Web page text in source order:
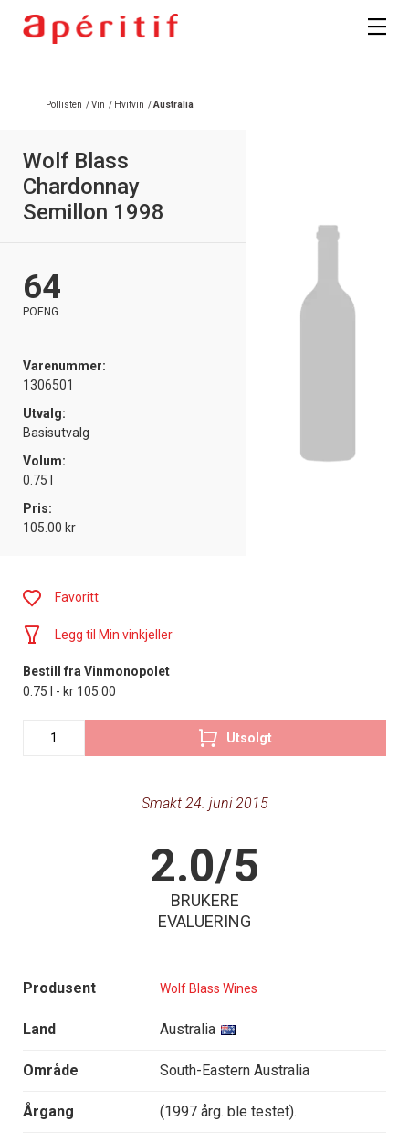
Pollisten /Vin / Hvitvin /Australia
Wolf Blass
Chardonnay
Semillon 1998
64
POENG
Varenummer:
1306501
Utvalg:
Basisutvalg
Volum:
0.75 l
Pris:
105.00 kr
Smakt 24. juni 2015
2.0/5
BRUKERE
EVALUERING
Produsent Wolf Blass Wines
Land Australia
Område South-Eastern Australia
Årgang (1997 årg. ble testet).
Favoritt
Legg til Min vinkjeller
Bestill fra Vinmonopolet
0.75 l - kr 105.00
Utsolgt